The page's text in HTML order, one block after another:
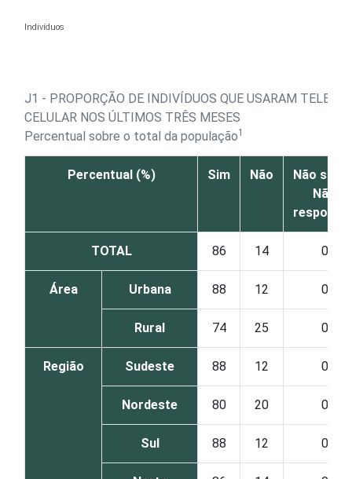
Indivíduos
J1 - PROPORÇÃO DE INDIVÍDUOS QUE USARAM
CELULAR NOS ÚLTIMOS TRÊS MESES
Percentual sobre o total da população1
Percentual (%) Sim Não
Não sabe
Não
TOTAL 86 14 0
Área Urbana 88 12 0
Rural 74 25 0
Região Sudeste 88 12 0
Nordeste 80 20 0
Sul 88 12 0